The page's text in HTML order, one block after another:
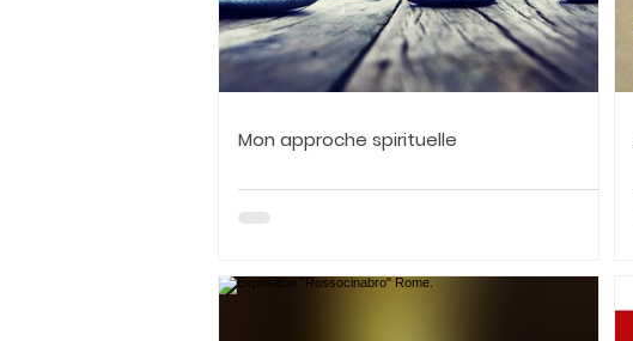
Mon approche spirituelle